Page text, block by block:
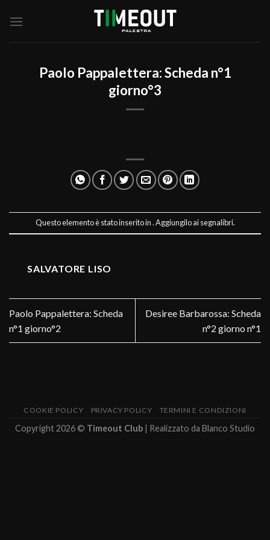
Paolo Pappalettera: Scheda n°1
giorno°3
Questo elemento è stato inserito in . Aggiungilo aisegnalibri.
SALVATORE LISO
Paolo Pappalettera: Scheda
n°1 giorno°2
Desiree Barbarossa: Scheda
n°2 giorno n°1
COOKIE POLICY PRIVACY POLICY TERMINI E CONDIZIONI
Copyright 2026 © Timeout Club | Realizzato da Blanco Studio